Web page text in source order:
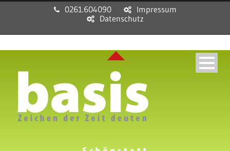
0261.604090
Impressum
Datenschutz